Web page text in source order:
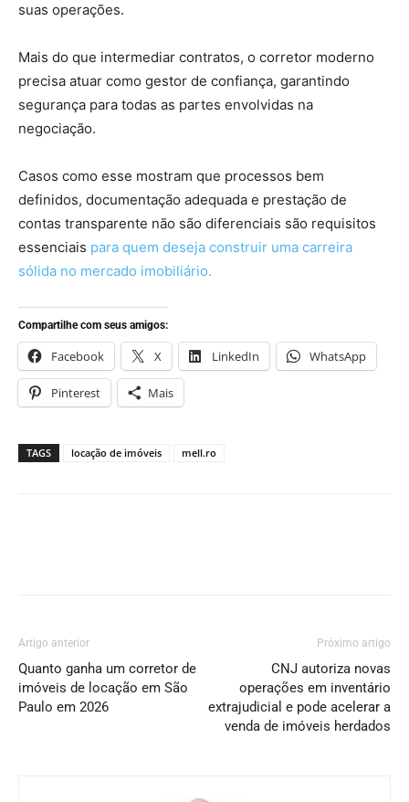
suas operações.
Mais do que intermediar contratos, o corretor moderno
precisa atuar como gestor de confiança, garantindo
segurança para todas as partes envolvidas na
negociação.
Casos como esse mostram que processos bem
definidos, documentação adequada e prestação de
contas transparente não são diferenciais são requisitos
essenciais para quem deseja construir uma carreira
sólida no mercado imobiliário.
Compartilhe com seus amigos:
Facebook X LinkedIn WhatsApp
Pinterest Mais
TAGS locação de imóveis mell.ro
Artigo anterior
Quanto ganha um corretor de
imóveis de locação em São
Paulo em 2026
Próximo artigo
CNJ autoriza novas
operações em inventário
extrajudicial e pode acelerar a
venda de imóveis herdados